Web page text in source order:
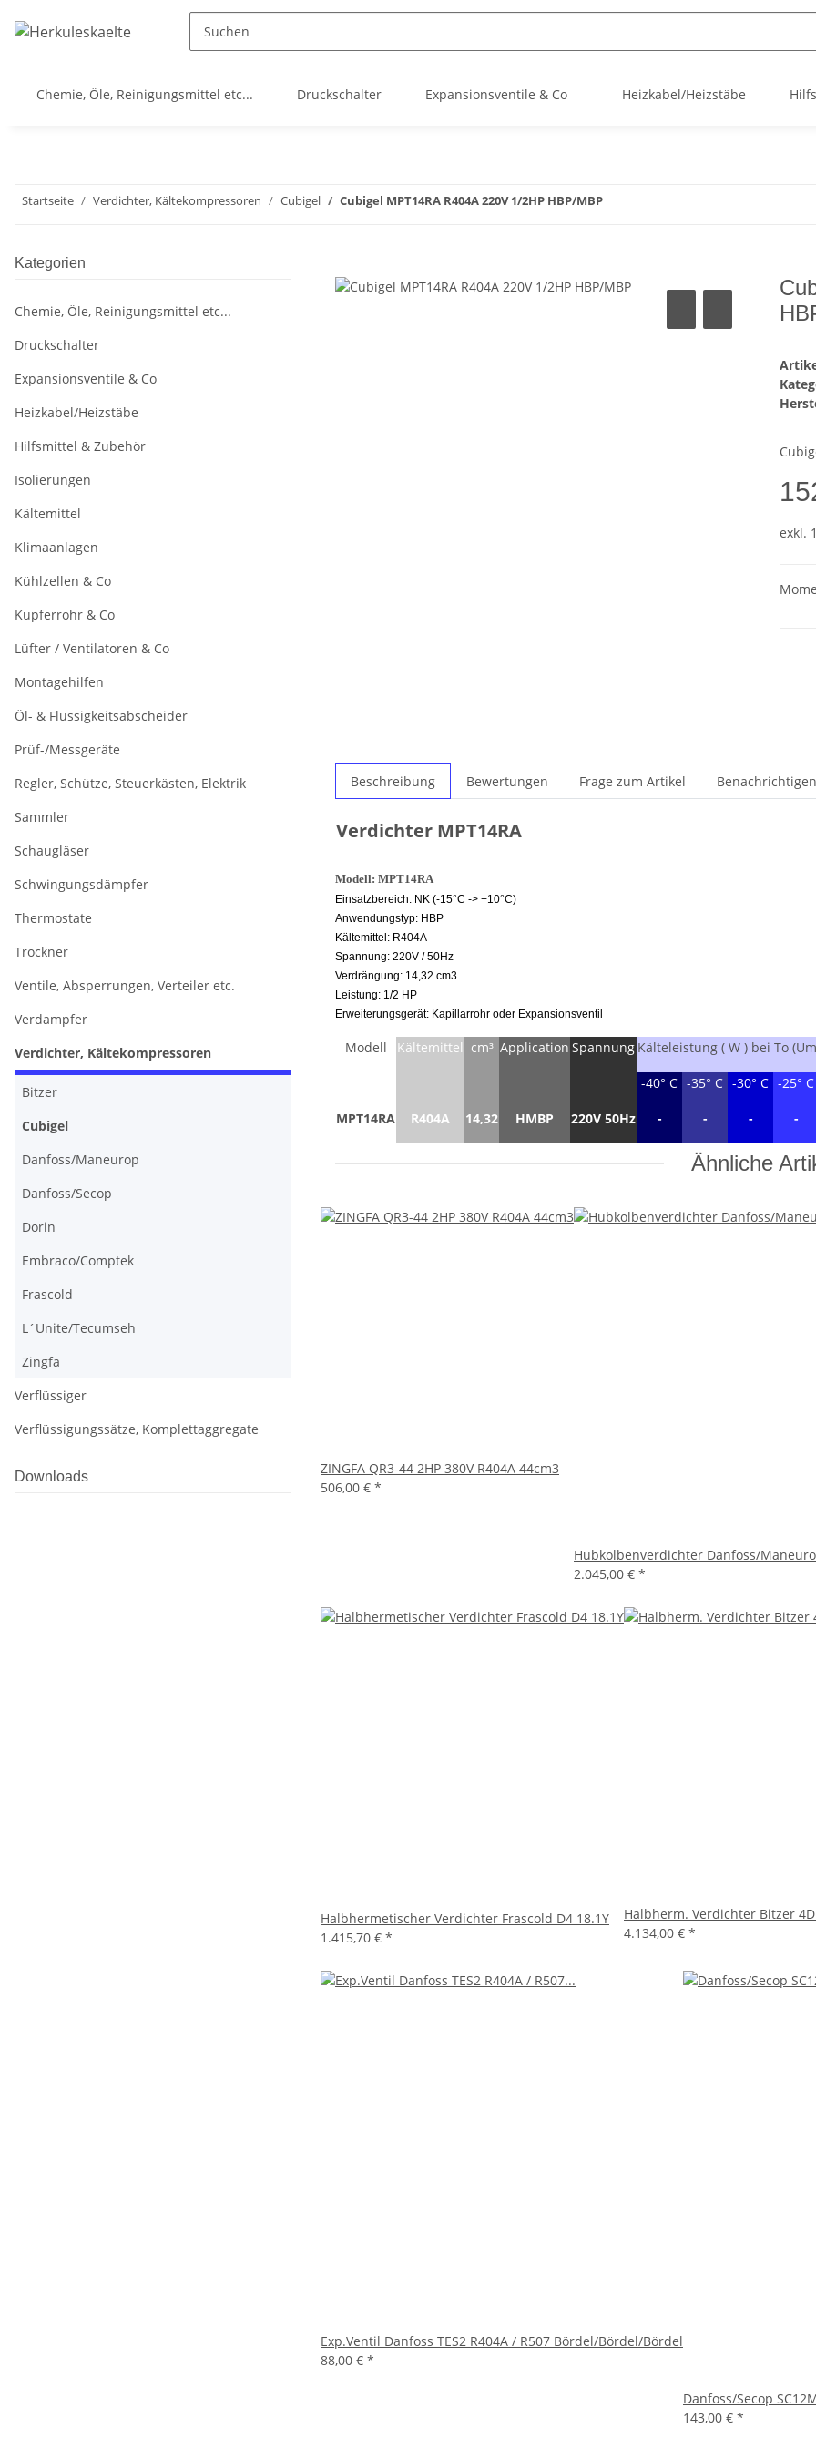
Chemie, Öle, Reinigungsmittel etc... Druckschalter Expansionsventile & Co Heizkabel/Heizstäbe
Startseite Verdichter, Kältekompressoren Cubigel Cubigel MPT14RA R404A 220V 1/2HP HBP/MBP
exkl.
Beschreibung Bewertungen Frage zum Artikel
Verdichter MPT14RA
Modell: MPT14RA
Einsatzbereich: NK (-15°C -> +10°C)
Anwendungstyp: HBP
Kältemittel: R404A
Spannung: 220V / 50Hz
Verdrängung: 14,32 cm3
Leistung: 1/2 HP
Erweiterungsgerät: Kapillarrohr oder Expansionsventil
Modell Kältemittel cm³ Application Spannung Kälteleistung ( W ) bei To
-40° C -35° C -30° C -25° C
MPT14RA R404A 14,32 HMBP 220V 50Hz - - - -
Ähnliche
ZINGFA QR3-44 2HP 380V R404A 44cm3
506,00 € *
Hubkolbenverdichter Danfoss/
2.045,00 € *
Halbhermetischer Verdichter Frascold D4 18.1Y
1.415,70 € *
Halbherm. Verdichter Bitzer
4.134,00 € *
Exp.Ventil Danfoss TES2 R404A / R507 Bördel/Bördel/Bördel
88,00 € *
Danfoss/Secop
143,00 € *
Kategorien
Chemie, Öle, Reinigungsmittel etc...
Druckschalter
Expansionsventile & Co
Heizkabel/Heizstäbe
Hilfsmittel & Zubehör
Isolierungen
Kältemittel
Klimaanlagen
Kühlzellen & Co
Kupferrohr & Co
Lüfter / Ventilatoren & Co
Montagehilfen
Öl- & Flüssigkeitsabscheider
Prüf-/Messgeräte
Regler, Schütze, Steuerkästen, Elektrik
Sammler
Schaugläser
Schwingungsdämpfer
Thermostate
Trockner
Ventile, Absperrungen, Verteiler etc.
Verdampfer
Verdichter, Kältekompressoren
Bitzer
Cubigel
Danfoss/Maneurop
Danfoss/Secop
Dorin
Embraco/Comptek
Frascold
L´Unite/Tecumseh
Zingfa
Verflüssiger
Verflüssigungssätze, Komplettaggregate
Downloads